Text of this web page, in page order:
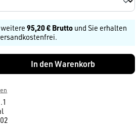
95,20 € Brutto und Sie erhalten
den gewünschten Wert
In den Warenkorb